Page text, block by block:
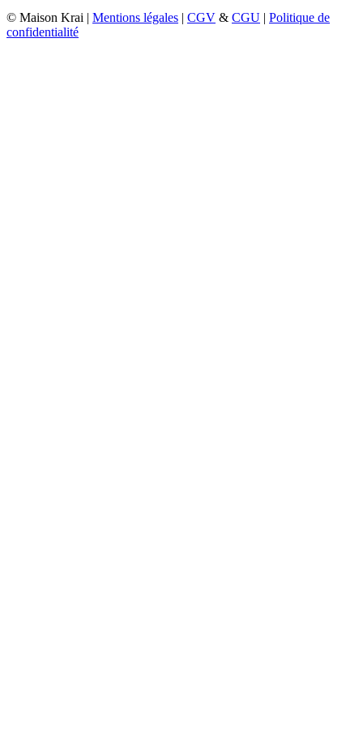
© Maison Krai | Mentions légales | CGV & CGU | Politique de
confidentialité